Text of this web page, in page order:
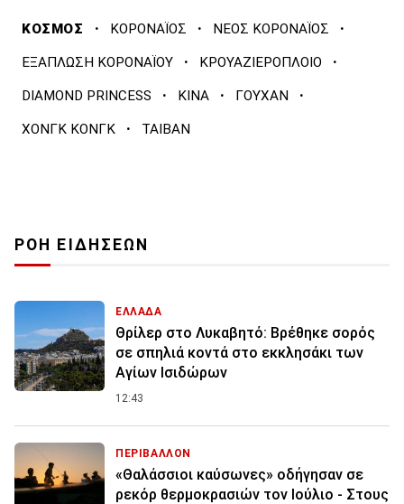
ΚΟΣΜΟΣ · ΚΟΡΟΝΑΪΟΣ · ΝΕΟΣ ΚΟΡΟΝΑΪΟΣ ·
ΕΞΑΠΛΩΣΗ ΚΟΡΟΝΑΪΟΥ · ΚΡΟΥΑΖΙΕΡΟΠΛΟΙΟ ·
DIAMOND PRINCESS · ΚΙΝΑ · ΓΟΥΧΑΝ ·
ΧΟΝΓΚ ΚΟΝΓΚ · ΤΑΙΒΑΝ
ΡΟΗ ΕΙΔΗΣΕΩΝ
ΕΛΛΑΔΑ
Θρίλερ στο Λυκαβητό: Βρέθηκε σορός
σε σπηλιά κοντά στο εκκλησάκι των
Αγίων Ισιδώρων
12:43
ΠΕΡΙΒΑΛΛΟΝ
«Θαλάσσιοι καύσωνες» οδήγησαν σε
ρεκόρ θερμοκρασιών τον Ιούλιο - Στους